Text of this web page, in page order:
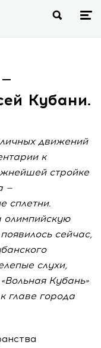
Кубани.
движений
к
стройке
—
сплетни.
олимпийскую
сейчас,
слухи,
Кубань»
главе города